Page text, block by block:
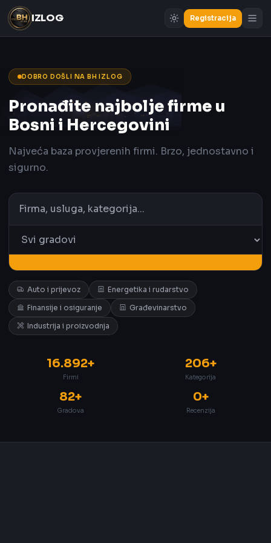
IZLOG Registracija
DOBRO DOŠLI NA BH IZLOG
Pronađite najbolje firme u
Bosni i Hercegovini
Najveća baza provjerenih firmi. Brzo, jednostavno i
sigurno.
Auto i prijevoz
Energetika i rudarstvo
Finansije i osiguranje
Građevinarstvo
Industrija i proizvodnja
16.892+
Firmi
206+
Kategorija
82+
Gradova
0+
Recenzija